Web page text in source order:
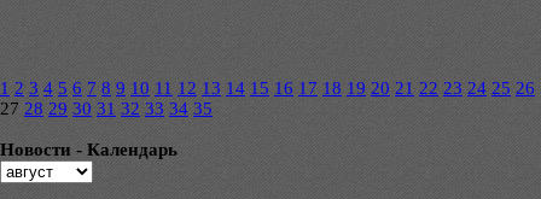
1 2 3 4 5 6 7 8 9 10 11 12 13 14 15 16 17 18 19 20 21 22 23 24 25 26
27 28 29 30 31 32 33 34 35
Новости - Календарь